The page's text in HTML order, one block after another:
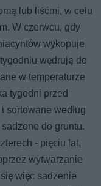
lub liśćmi, w celu
W czerwcu, gdy
wykopuje
wędrują do
w temperaturze
tygodni przed
sortowane według
do gruntu.
- pięciu lat,
wytwarzanie
więc sadzenie